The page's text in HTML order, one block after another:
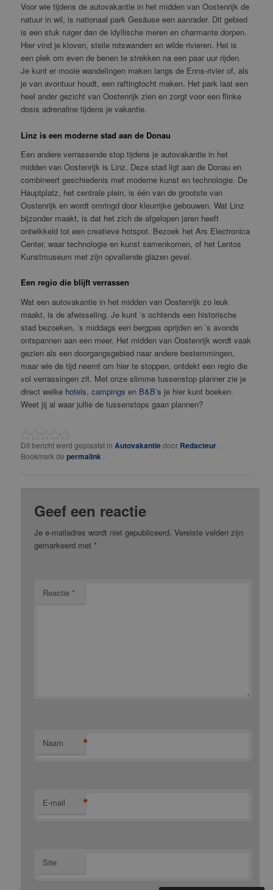
Voor wie tijdens de autovakantie in het midden van Oostenrijk de
natuur in wil, is nationaal park Gesäuse een aanrader. Dit gebied
is een stuk ruiger dan de idyllische meren en charmante dorpen.
Hier vind je kloven, steile rotswanden en wilde rivieren. Het is
een plek om even de benen te strekken na een paar uur rijden.
Je kunt er mooie wandelingen maken langs de Enns-rivier of, als
je van avontuur houdt, een raftingtocht maken. Het park laat een
heel ander gezicht van Oostenrijk zien en zorgt voor een flinke
dosis adrenaline tijdens je vakantie.
Linz is een moderne stad aan de Donau
Een andere verrassende stop tijdens je autovakantie in het
midden van Oostenrijk is Linz. Deze stad ligt aan de Donau en
combineert geschiedenis met moderne kunst en technologie. De
Hauptplatz, het centrale plein, is één van de grootste van
Oostenrijk en wordt omringd door kleurrijke gebouwen. Wat Linz
bijzonder maakt, is dat het zich de afgelopen jaren heeft
ontwikkeld tot een creatieve hotspot. Bezoek het Ars Electronica
Center, waar technologie en kunst samenkomen, of het Lentos
Kunstmuseum met zijn opvallende glazen gevel.
Een regio die blijft verrassen
Wat een autovakantie in het midden van Oostenrijk zo leuk
maakt, is de afwisseling. Je kunt ’s ochtends een historische
stad bezoeken, ’s middags een bergpas oprijden en ’s avonds
ontspannen aan een meer. Het midden van Oostenrijk wordt vaak
gezien als een doorgangsgebied naar andere bestemmingen,
maar wie de tijd neemt om hier te stoppen, ontdekt een regio die
vol verrassingen zit. Met onze slimme tussenstop planner zie je
direct welke hotels,campings en B&B’s je hier kunt boeken.
Weet jij al waar jullie de tussenstops gaan plannen?
Dit bericht werd geplaatst in Autovakantiedoor Redacteur
Bookmark depermalink
Geef een reactie
Je e-mailadres wordt niet gepubliceerd. Vereiste velden zijn
gemarkeerd met*
Reactie*
Naam *
E-mail *
Site